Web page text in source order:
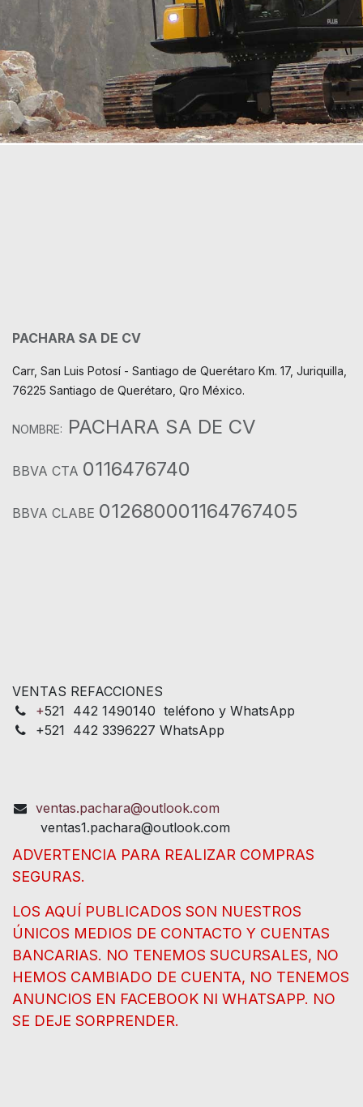
PACHARA SA DE CV
Carr, San Luis Potosí - Santiago de Querétaro Km. 17, Juriquilla,
76225 Santiago de Querétaro, Qro México.
NOMBRE: PACHARA SA DE CV
BBVA CTA 0116476740
BBVA CLABE 012680001164767405
VENTAS REFACCIONES
+521 442 1490140 teléfono y WhatsApp
+521 442 3396227 WhatsApp
ventas.pachara@outlook.com
ventas1.pachara@outlook.com
ADVERTENCIA PARA REALIZAR COMPRAS
SEGURAS.
LOS AQUÍ PUBLICADOS SON NUESTROS
ÚNICOS MEDIOS DE CONTACTO Y CUENTAS
BANCARIAS. NO TENEMOS SUCURSALES, NO
HEMOS CAMBIADO DE CUENTA, NO TENEMOS
ANUNCIOS EN FACEBOOK NI WHATSAPP. NO
SE DEJE SORPRENDER.